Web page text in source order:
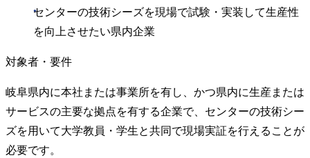
センターの技術シーズを現場で試験・実装して生産性
を向上させたい県内企業
対象者・要件
岐阜県内に本社または事業所を有し、かつ県内に生産または
サービスの主要な拠点を有する企業で、センターの技術シー
ズを用いて大学教員・学生と共同で現場実証を行えることが
必要です。